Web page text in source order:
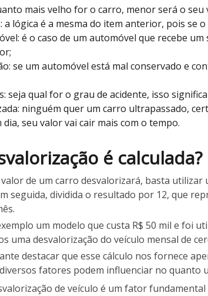
mais velho for o carro, menor será o seu
lógica é a mesma do item anterior, pois se
é o caso de um automóvel que recebe
se um automóvel está mal conservado e
seja qual for o grau de acidente, isso
ninguém quer um carro ultrapassado,
seu valor vai cair mais com o tempo.
é calculada?
de um carro desvalorizará, basta
seguida, dividida o resultado por 12, que
um modelo que custa R$ 50 mil e foi
uma desvalorização do veículo mensal de
destacar que esse cálculo nos fornece
fatores podem influenciar no quanto
de veículo é um fator fundamental